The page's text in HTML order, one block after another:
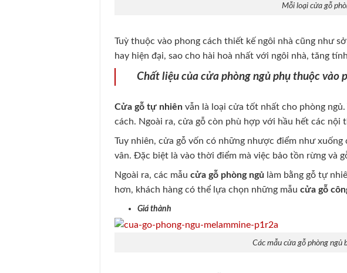
Mỗi loại cửa gỗ
Tuỳ thuộc vào phong cách thiết kế ngôi nhà cũng như
hay hiện đại, sao cho hài hoà nhất với ngôi nhà, tăng
Chất liệu của cửa phòng ngủ phụ thuộc vào
Cửa gỗ tự nhiên vẫn là loại cửa tốt nhất cho phòng
cách. Ngoài ra, cửa gỗ còn phù hợp với hầu hết các nội
Tuy nhiên, cửa gỗ vốn có những nhược điểm như
vân. Đặc biệt là vào thời điểm mà việc bảo tồn rừng và
Ngoài ra, các mẫucửa gỗ phòng ngủ làm bằng gỗ tự
hơn, khách hàng có thể lựa chọn những mẫucửa gỗ
Giá thành
Các mẫu cửa gỗ phòng ngủ